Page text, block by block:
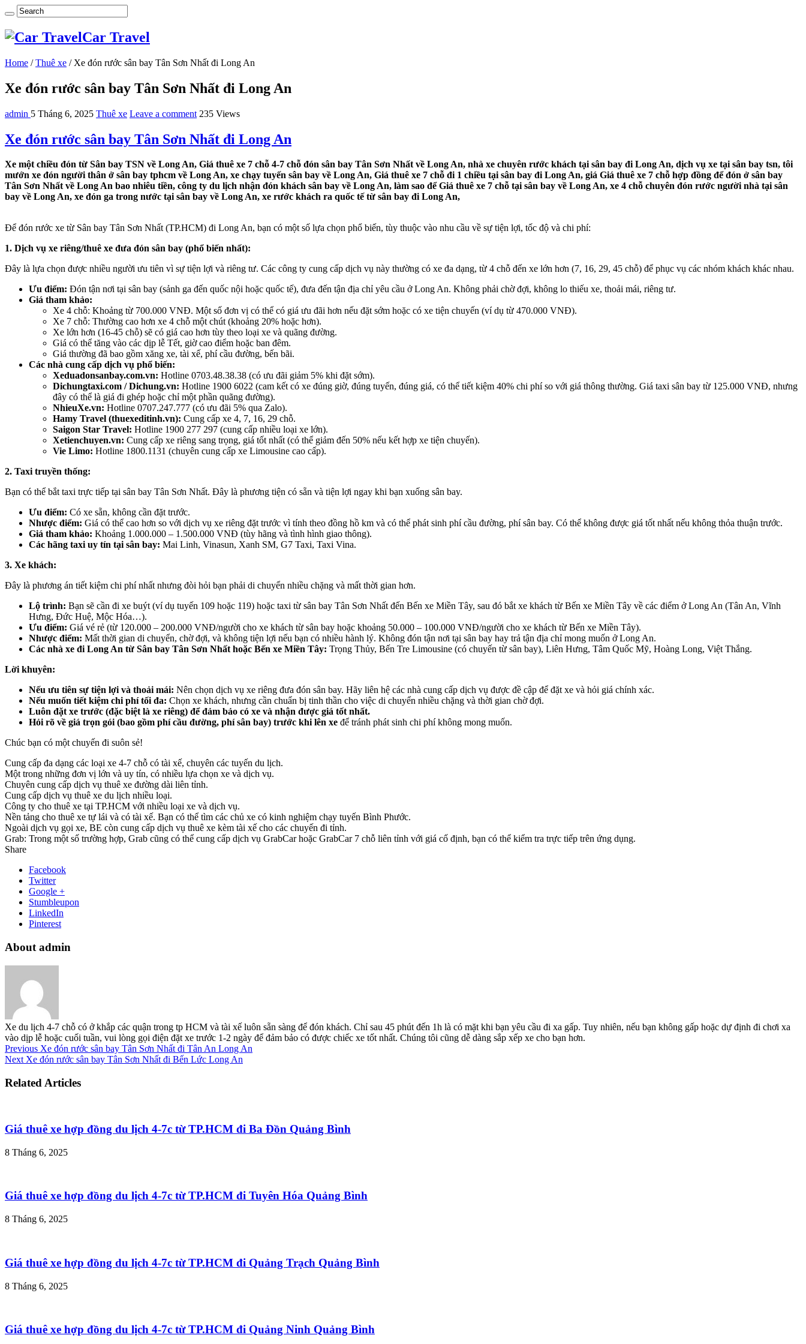
Car Travel
Home / Thuê xe / Xe đón rước sân bay Tân Sơn Nhất đi Long An
Xe đón rước sân bay Tân Sơn Nhất đi Long An
admin 5 Tháng 6, 2025 Thuê xe Leave a comment 235 Views
Xe đón rước sân bay Tân Sơn Nhất đi Long An
Xe một chiều đón từ Sân bay TSN về Long An, Giá thuê xe 7 chỗ 4-7 chỗ đón sân bay Tân Sơn Nhất về Long An, nhà xe chuyên rước khách tại sân bay đi Long An, dịch vụ xe tại sân bay tsn, tôi
mướn xe đón người thân ở sân bay tphcm về Long An, xe chạy tuyến sân bay về Long An, Giá thuê xe 7 chỗ đi 1 chiều tại sân bay đi Long An, giá Giá thuê xe 7 chỗ hợp đồng để đón ở sân bay
Tân Sơn Nhất về Long An bao nhiêu tiền, công ty du lịch nhận đón khách sân bay về Long An, làm sao để Giá thuê xe 7 chỗ tại sân bay về Long An, xe 4 chỗ chuyên đón rước người nhà tại sân
bay về Long An, xe đón ga trong nước tại sân bay về Long An, xe rước khách ra quốc tế từ sân bay đi Long An,
Để đón rước xe từ Sân bay Tân Sơn Nhất (TP.HCM) đi Long An, bạn có một số lựa chọn phổ biến, tùy thuộc vào nhu cầu về sự tiện lợi, tốc độ và chi phí:
1. Dịch vụ xe riêng/thuê xe đưa đón sân bay (phổ biến nhất):
Đây là lựa chọn được nhiều người ưu tiên vì sự tiện lợi và riêng tư. Các công ty cung cấp dịch vụ này thường có xe đa dạng, từ 4 chỗ đến xe lớn hơn (7, 16, 29, 45 chỗ) để phục vụ các nhóm khách khác nhau.
Ưu điểm: Đón tận nơi tại sân bay (sảnh ga đến quốc nội hoặc quốc tế), đưa đến tận địa chỉ yêu cầu ở Long An. Không phải chờ đợi, không lo thiếu xe, thoải mái, riêng tư.
Giá tham khảo:
Xe 4 chỗ: Khoảng từ 700.000 VNĐ. Một số đơn vị có thể có giá ưu đãi hơn nếu đặt sớm hoặc có xe tiện chuyến (ví dụ từ 470.000 VNĐ).
Xe 7 chỗ: Thường cao hơn xe 4 chỗ một chút (khoảng 20% hoặc hơn).
Xe lớn hơn (16-45 chỗ) sẽ có giá cao hơn tùy theo loại xe và quãng đường.
Giá có thể tăng vào các dịp lễ Tết, giờ cao điểm hoặc ban đêm.
Giá thường đã bao gồm xăng xe, tài xế, phí cầu đường, bến bãi.
Các nhà cung cấp dịch vụ phổ biến:
Xeduadonsanbay.com.vn: Hotline 0703.48.38.38 (có ưu đãi giảm 5% khi đặt sớm).
Dichungtaxi.com / Dichung.vn: Hotline 1900 6022 (cam kết có xe đúng giờ, đúng tuyến, đúng giá, có thể tiết kiệm 40% chi phí so với giá thông thường. Giá taxi sân bay từ 125.000 VNĐ, nhưng
đây có thể là giá đi ghép hoặc chỉ một phần quãng đường).
NhieuXe.vn: Hotline 0707.247.777 (có ưu đãi 5% qua Zalo).
Hamy Travel (thuexeditinh.vn): Cung cấp xe 4, 7, 16, 29 chỗ.
Saigon Star Travel: Hotline 1900 277 297 (cung cấp nhiều loại xe lớn).
Xetienchuyen.vn: Cung cấp xe riêng sang trọng, giá tốt nhất (có thể giảm đến 50% nếu kết hợp xe tiện chuyến).
Vie Limo: Hotline 1800.1131 (chuyên cung cấp xe Limousine cao cấp).
2. Taxi truyền thống:
Bạn có thể bắt taxi trực tiếp tại sân bay Tân Sơn Nhất. Đây là phương tiện có sẵn và tiện lợi ngay khi bạn xuống sân bay.
Ưu điểm: Có xe sẵn, không cần đặt trước.
Nhược điểm: Giá có thể cao hơn so với dịch vụ xe riêng đặt trước vì tính theo đồng hồ km và có thể phát sinh phí cầu đường, phí sân bay. Có thể không được giá tốt nhất nếu không thỏa thuận trước.
Giá tham khảo: Khoảng 1.000.000 – 1.500.000 VNĐ (tùy hãng và tình hình giao thông).
Các hãng taxi uy tín tại sân bay: Mai Linh, Vinasun, Xanh SM, G7 Taxi, Taxi Vina.
3. Xe khách:
Đây là phương án tiết kiệm chi phí nhất nhưng đòi hỏi bạn phải di chuyển nhiều chặng và mất thời gian hơn.
Lộ trình: Bạn sẽ cần đi xe buýt (ví dụ tuyến 109 hoặc 119) hoặc taxi từ sân bay Tân Sơn Nhất đến Bến xe Miền Tây, sau đó bắt xe khách từ Bến xe Miền Tây về các điểm ở Long An (Tân An, Vĩnh
Hưng, Đức Huệ, Mộc Hóa…).
Ưu điểm: Giá vé rẻ (từ 120.000 – 200.000 VNĐ/người cho xe khách từ sân bay hoặc khoảng 50.000 – 100.000 VNĐ/người cho xe khách từ Bến xe Miền Tây).
Nhược điểm: Mất thời gian di chuyển, chờ đợi, và không tiện lợi nếu bạn có nhiều hành lý. Không đón tận nơi tại sân bay hay trả tận địa chỉ mong muốn ở Long An.
Các nhà xe đi Long An từ Sân bay Tân Sơn Nhất hoặc Bến xe Miền Tây: Trọng Thủy, Bến Tre Limousine (có chuyến từ sân bay), Liên Hưng, Tâm Quốc Mỹ, Hoàng Long, Việt Thắng.
Lời khuyên:
Nếu ưu tiên sự tiện lợi và thoải mái: Nên chọn dịch vụ xe riêng đưa đón sân bay. Hãy liên hệ các nhà cung cấp dịch vụ được đề cập để đặt xe và hỏi giá chính xác.
Nếu muốn tiết kiệm chi phí tối đa: Chọn xe khách, nhưng cần chuẩn bị tinh thần cho việc di chuyển nhiều chặng và thời gian chờ đợi.
Luôn đặt xe trước (đặc biệt là xe riêng) để đảm bảo có xe và nhận được giá tốt nhất.
Hỏi rõ về giá trọn gói (bao gồm phí cầu đường, phí sân bay) trước khi lên xe để tránh phát sinh chi phí không mong muốn.
Chúc bạn có một chuyến đi suôn sẻ!
Cung cấp đa dạng các loại xe 4-7 chỗ có tài xế, chuyên các tuyến du lịch.
Một trong những đơn vị lớn và uy tín, có nhiều lựa chọn xe và dịch vụ.
Chuyên cung cấp dịch vụ thuê xe đường dài liên tỉnh.
Cung cấp dịch vụ thuê xe du lịch nhiều loại.
Công ty cho thuê xe tại TP.HCM với nhiều loại xe và dịch vụ.
Nền tảng cho thuê xe tự lái và có tài xế. Bạn có thể tìm các chủ xe có kinh nghiệm chạy tuyến Bình Phước.
Ngoài dịch vụ gọi xe, BE còn cung cấp dịch vụ thuê xe kèm tài xế cho các chuyến đi tỉnh.
Grab: Trong một số trường hợp, Grab cũng có thể cung cấp dịch vụ GrabCar hoặc GrabCar 7 chỗ liên tỉnh với giá cố định, bạn có thể kiểm tra trực tiếp trên ứng dụng.
Share
Facebook
Twitter
Google +
Stumbleupon
LinkedIn
Pinterest
About admin
Xe du lịch 4-7 chỗ có ở khắp các quận trong tp HCM và tài xế luôn sẵn sàng để đón khách. Chỉ sau 45 phút đến 1h là có mặt khi bạn yêu cầu đi xa gấp. Tuy nhiên, nếu bạn không gấp hoặc dự định đi chơi xa
vào dịp lễ hoặc cuối tuần, vui lòng gọi điện đặt xe trước 1-2 ngày để đảm bảo có được chiếc xe tốt nhất. Chúng tôi cũng dễ dàng sắp xếp xe cho bạn hơn.
Previous Xe đón rước sân bay Tân Sơn Nhất đi Tân An Long An
Next Xe đón rước sân bay Tân Sơn Nhất đi Bến Lức Long An
Related Articles
Giá thuê xe hợp đồng du lịch 4-7c từ TP.HCM đi Ba Đồn Quảng Bình
8 Tháng 6, 2025
Giá thuê xe hợp đồng du lịch 4-7c từ TP.HCM đi Tuyên Hóa Quảng Bình
8 Tháng 6, 2025
Giá thuê xe hợp đồng du lịch 4-7c từ TP.HCM đi Quảng Trạch Quảng Bình
8 Tháng 6, 2025
Giá thuê xe hợp đồng du lịch 4-7c từ TP.HCM đi Quảng Ninh Quảng Bình